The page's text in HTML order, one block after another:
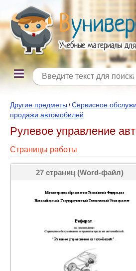
Другие предметы \Сервисное
продажи автомобилей
Рулевое управление
Страницы работы
27 страниц (Word-файл)